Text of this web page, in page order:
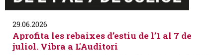
29.06.2026
Aprofita les rebaixes d’estiu de l’1 al 7 de
juliol. Vibra a L'Auditori